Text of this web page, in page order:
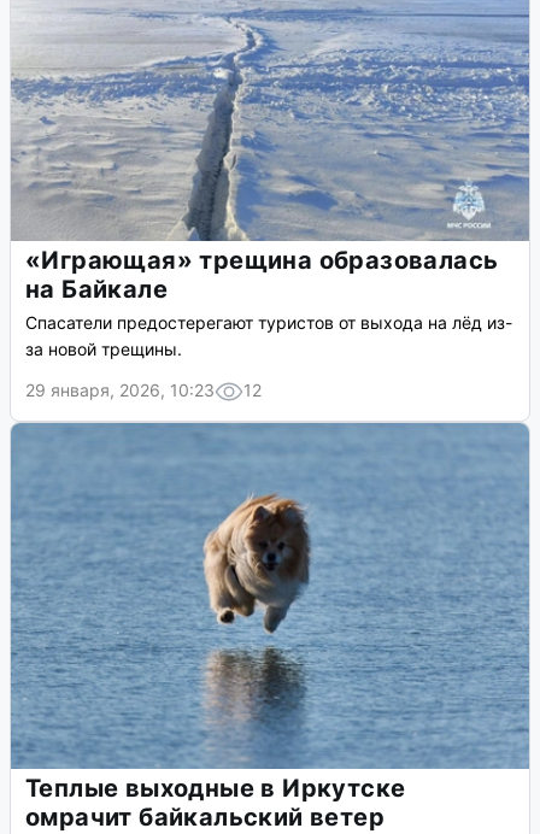
«Играющая» трещина образовалась
на Байкале
Спасатели предостерегают туристов от выхода на лёд из-
за новой трещины.
29 января, 2026, 10:23
12
Теплые выходные в Иркутске
омрачит байкальский ветер